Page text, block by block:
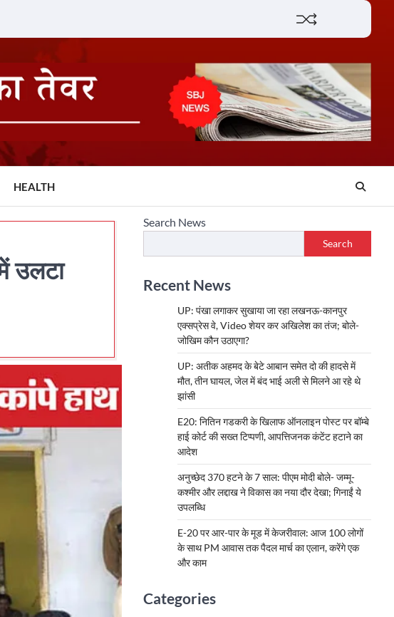
HEALTH
उलटा
Search News
Search
Recent News
UP: पंखा लगाकर सुखाया जा रहा लखनऊ-कानपुर
एक्सप्रेस वे, Video शेयर कर अखिलेश का तंज; बोले-
जोखिम कौन उठाएगा?
UP: अतीक अहमद के बेटे आबान समेत दो की हादसे में
मौत, तीन घायल, जेल में बंद भाई अली से मिलने आ रहे थे
झांसी
E20: नितिन गडकरी के खिलाफ ऑनलाइन पोस्ट पर बॉम्बे
हाई कोर्ट की सख्त टिप्पणी, आपत्तिजनक कंटेंट हटाने का
आदेश
अनुच्छेद 370 हटने के 7 साल: पीएम मोदी बोले- जम्मू-
कश्मीर और लद्दाख ने विकास का नया दौर देखा; गिनाईं ये
उपलब्धि
E-20 पर आर-पार के मूड में केजरीवाल: आज 100 लोगों
के साथ PM आवास तक पैदल मार्च का एलान, करेंगे एक
और काम
Categories